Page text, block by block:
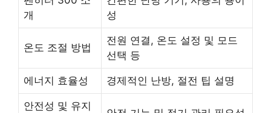
개
성
온도 조절 방법
전원 연결, 온도 설정 및 모드
선택 등
에너지 효율성 경제적인 난방, 절전 팁 설명
안전성 및 유지